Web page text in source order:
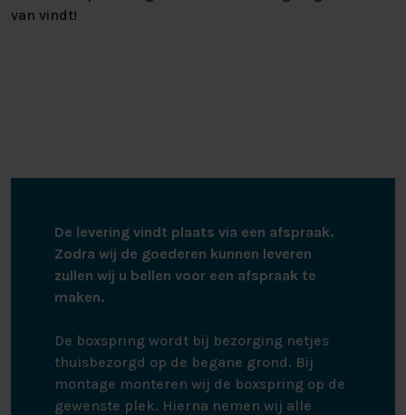
van vindt!
De levering vindt plaats via een afspraak.
Zodra wij de goederen kunnen leveren
zullen wij u bellen voor een afspraak te
maken.
De boxspring wordt bij bezorging netjes
thuisbezorgd op de begane grond. Bij
montage monteren wij de boxspring op de
gewenste plek. Hierna nemen wij alle